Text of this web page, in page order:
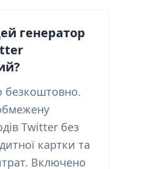
генератор
безкоштовно.
Twitter без
картки та
Включено